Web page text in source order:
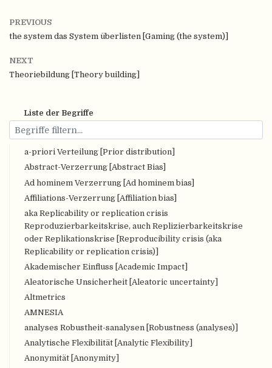
Liste der Begriffe
a-priori Verteilung [Prior distribution]
Abstract-Verzerrung [Abstract Bias]
Ad hominem Verzerrung [Ad hominem bias]
Affiliations-Verzerrung [Affiliation bias]
aka Replicability or replication crisis
Reproduzierbarkeitskrise, auch Replizierbarkeitskrise
oder Replikationskrise [Reproducibility crisis (aka
Replicability or replication crisis)]
Akademischer Einfluss [Academic Impact]
Aleatorische Unsicherheit [Aleatoric uncertainty]
Altmetrics
AMNESIA
analyses Robustheit-sanalysen [Robustness (analyses)]
Analytische Flexibilität [Analytic Flexibility]
Anonymität [Anonymity]
PREVIOUS
the system das System überlisten [Gaming (the system)]
NEXT
Theoriebildung [Theory building]